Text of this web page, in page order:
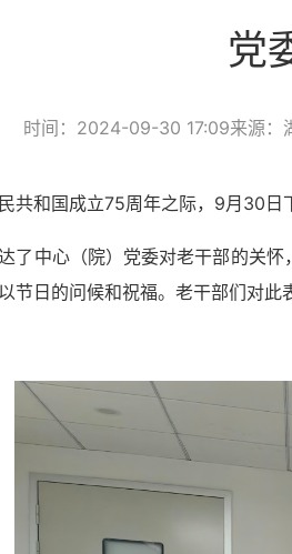
党
时间：2024-09-30 17:09来源：
共和国成立75周年之际，9月30日
了中心（院）党委对老干部的关
节日的问候和祝福。老干部们对此